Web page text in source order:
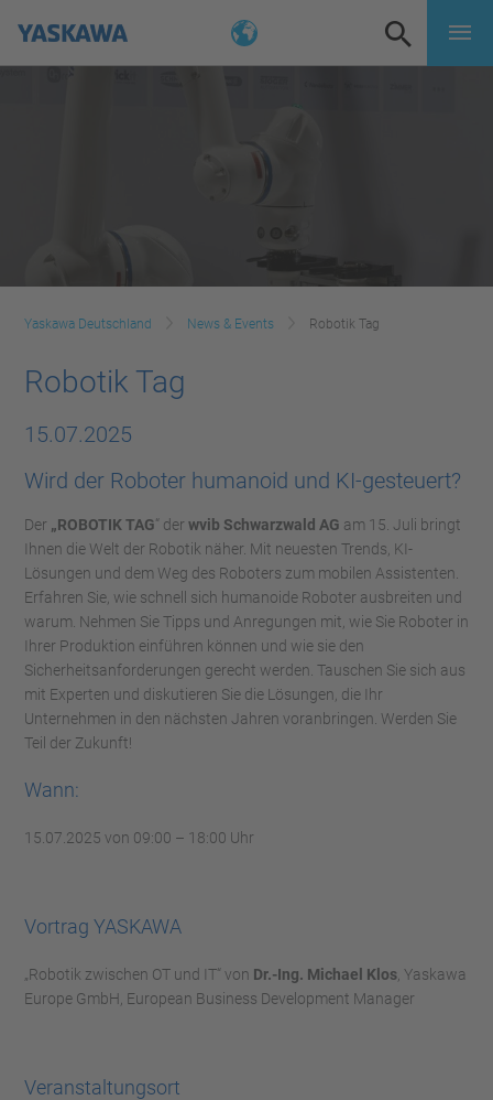
Yaskawa Deutschland News & Events Robotik Tag
Robotik Tag
15.07.2025
Wird der Roboter humanoid und KI-gesteuert?
Der „ROBOTIK TAG“ der wvib Schwarzwald AG am 15. Juli bringt
Ihnen die Welt der Robotik näher. Mit neuesten Trends, KI-
Lösungen und dem Weg des Roboters zum mobilen Assistenten.
Erfahren Sie, wie schnell sich humanoide Roboter ausbreiten und
warum. Nehmen Sie Tipps und Anregungen mit, wie Sie Roboter in
Ihrer Produktion einführen können und wie sie den
Sicherheitsanforderungen gerecht werden. Tauschen Sie sich aus
mit Experten und diskutieren Sie die Lösungen, die Ihr
Unternehmen in den nächsten Jahren voranbringen. Werden Sie
Teil der Zukunft!
Wann:
15.07.2025 von 09:00 – 18:00 Uhr
Vortrag YASKAWA
„Robotik zwischen OT und IT“ von Dr.-Ing. Michael Klos , Yaskawa
Europe GmbH, European Business Development Manager
Veranstaltungsort